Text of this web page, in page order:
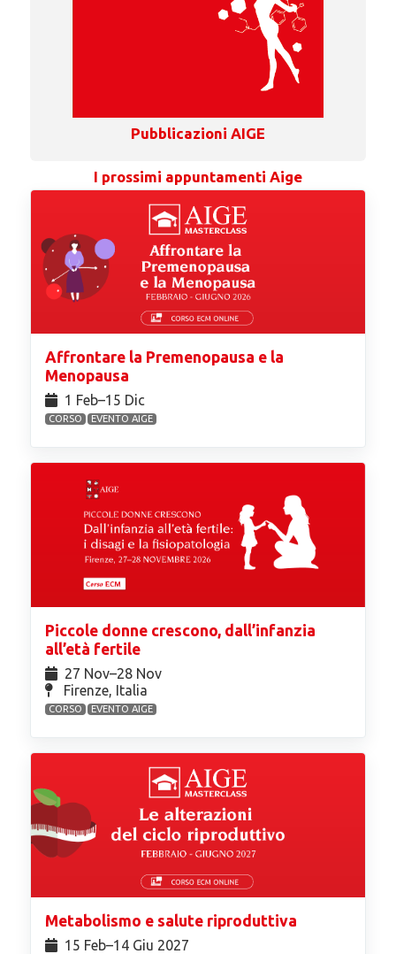
Pubblicazioni AIGE
I prossimi appuntamenti Aige
Affrontare la Premenopausa e la
Menopausa
1 Feb⁠–15 Dic
CORSO EVENTO AIGE
Piccole donne crescono, dall’infanzia
all’età fertile
27 Nov⁠–28 Nov
Firenze, Italia
CORSO EVENTO AIGE
Metabolismo e salute riproduttiva
15 Feb⁠–14 Giu 2027